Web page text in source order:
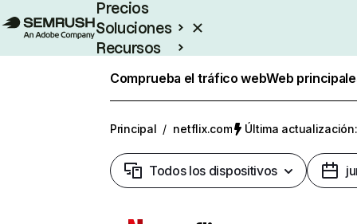
Precios
Soluciones
Recursos
Comprueba el tráfico webWeb
Principal / netflix.com Última
Todos los dispositivos